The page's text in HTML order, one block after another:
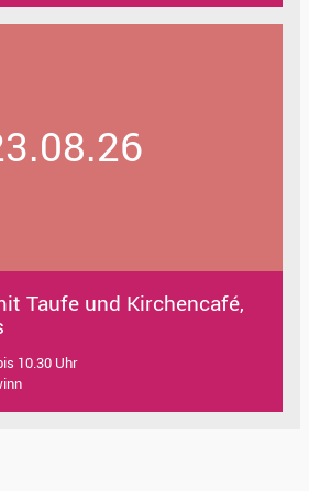
Taufe und Kirchencafé,
10.30 Uhr